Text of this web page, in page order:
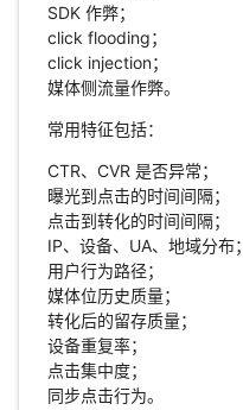
SDK 作弊；
click flooding；
click injection；
媒体侧流量作弊。
常用特征包括：
CTR、CVR 是否异常；
曝光到点击的时间间隔；
点击到转化的时间间隔；
IP、设备、UA、地域分布；
用户行为路径；
媒体位历史质量；
转化后的留存质量；
设备重复率；
点击集中度；
同步点击行为。